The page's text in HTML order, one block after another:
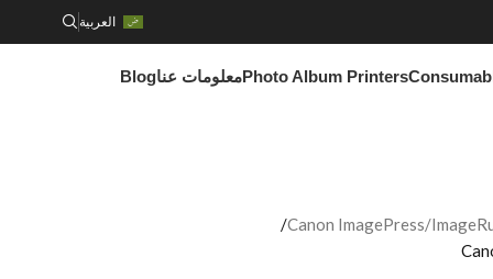
العربية
Photo Album Printersمعلومات عناBlog
Canon ImagePress/